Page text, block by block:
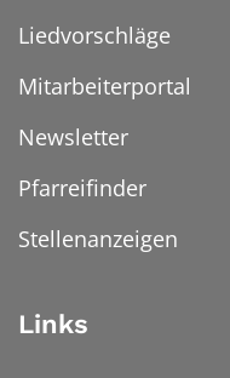
Liedvorschläge
Mitarbeiterportal
Newsletter
Pfarreifinder
Stellenanzeigen
Links